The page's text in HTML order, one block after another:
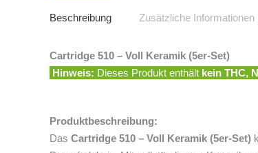
Beschreibung Zusätzliche Informationen
Cartridge 510 – Voll Keramik (5er-Set)
Hinweis: Dieses Produkt enthält kein THC,
Produktbeschreibung:
Das Cartridge 510 – Voll Keramik (5er-Set)